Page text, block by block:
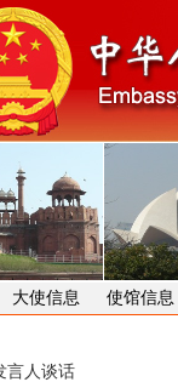
大使信息 使馆信息
言人谈话